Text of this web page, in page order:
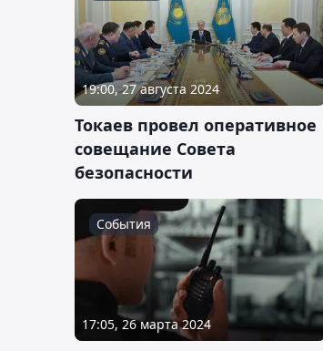
19:00, 27 августа 2024
Токаев провел оперативное
совещание Совета
безопасности
События
17:05, 26 марта 2024